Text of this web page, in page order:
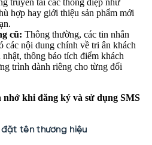
hợp hay giới thiệu sản phẩm mới
cũ: Thông thường, các tin nhắn
các nội dung chính về tri ân khách
thông báo tích điểm khách
trình dành riêng cho từng đối
khi đăng ký và sử dụng SMS
đặt tên thương hiệu